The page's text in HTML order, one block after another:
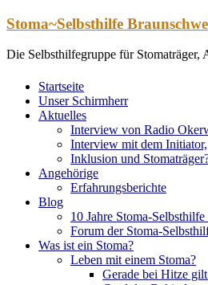
Zum
springen
Stoma~Selbsthilfe
Die Selbsthilfegruppe für Stomaträger,
Startseite
Unser Schirmherr
Aktuelles
Interview von Radio
Interview mit dem Initiator,
Inklusion und
Angehörige
Erfahrungsberichte
Blog
10 Jahre Stoma-Selbsthilfe
Forum der Stoma-
Was ist ein Stoma?
Leben mit einem Stoma?
Gerade bei Hitze